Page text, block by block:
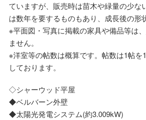
ていますが、販売時は苗木や緑量の少な
は数年を要するものもあり、成長後の形
※平面図・写真に掲載の家具や備品等は
ません。
※洋室等の帖数は概算です。帖数は1帖を
しております。
◇シャーウッド平屋
◆ベルバーン外壁
◆太陽光発電システム(約3.009kW)